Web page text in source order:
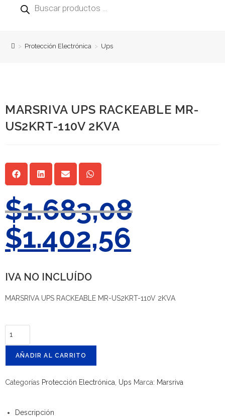
> Protección Electrónica > Ups
MARSRIVA UPS RACKEABLE MR-
US2KRT-110V 2KVA
$1.683,08
$1.402,56
IVA NO INCLUÍDO
MARSRIVA UPS RACKEABLE MR-US2KRT-110V 2KVA
AÑADIR AL CARRITO
Categorías Protección Electrónica Ups Marca: Marsriva
Descripción